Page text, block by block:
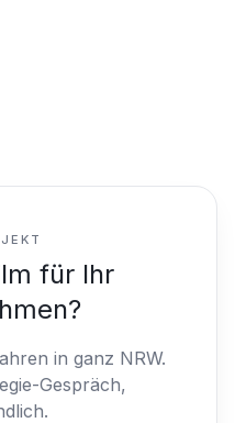
für Ihr
in ganz NRW.
Gespräch,